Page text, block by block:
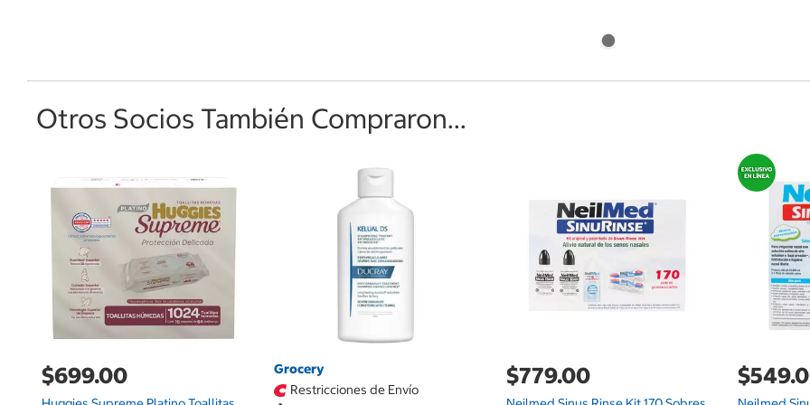
Otros Socios También Compraron...
$699.00
Grocery
Restricciones de Envío
$779.00